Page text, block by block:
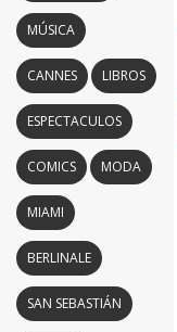
MÚSICA
CANNES LIBROS
ESPECTACULOS
COMICS MODA
MIAMI
BERLINALE
SAN SEBASTIÁN